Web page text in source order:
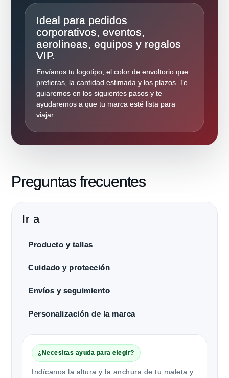
Ideal para pedidos
corporativos, eventos,
aerolíneas, equipos y regalos
VIP.
Envíanos tu logotipo, el color de envoltorio que
prefieras, la cantidad estimada y los plazos. Te
guiaremos en los siguientes pasos y te
ayudaremos a que tu marca esté lista para
viajar.
Preguntas frecuentes
Ir a
Producto y tallas
Cuidado y protección
Envíos y seguimiento
Personalización de la marca
¿Necesitas ayuda para elegir?
Indícanos la altura y la anchura de tu maleta y